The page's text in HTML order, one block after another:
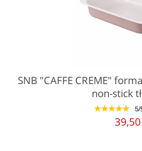
SNB "CAFFE CREME"
non-stick
1 2 3 4 5 5/
39,50